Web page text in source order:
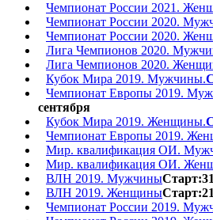
Чемпионат России 2021.
Чемпионат России 2020.
Чемпионат России 2020.
Лига Чемпионов 2020.
Лига Чемпионов 2020.
Кубок Мира 2019. Мужчины.
Чемпионат Европы 2019.
сентября
Кубок Мира 2019. Женщины.
Чемпионат Европы 2019.
Мир. квалификация ОИ.
Мир. квалификация ОИ.
ВЛН 2019. Мужчины
ВЛН 2019. Женщины
Чемпионат России 2019.